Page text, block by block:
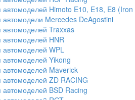
автомоделей Himoto E10, E18, E8
автомодели Mercedes DeAgostini
автомоделей Traxxas
автомоделей HNR
автомоделей WPL
автомоделей Yikong
автомоделей Maverick
автомоделей ZD RACING
автомоделей BSD Racing